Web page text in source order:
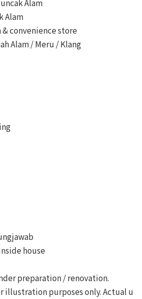
Alam
Alam
convenience store
Alam / Meru / Klang
house
preparation / renovation.
illustration purposes only. Actual u